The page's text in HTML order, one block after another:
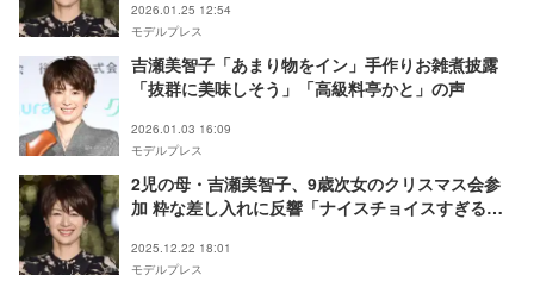
2026.01.25 12:54
モデルプレス
吉瀬美智子「あまり物をイン」手作りお雑煮披露
「抜群に美味しそう」「高級料亭かと」の声
2026.01.03 16:09
モデルプレス
2児の母・吉瀬美智子、9歳次女のクリスマス会参
加 粋な差し入れに反響「ナイスチョイスすぎる」
2025.12.22 18:01
モデルプレス